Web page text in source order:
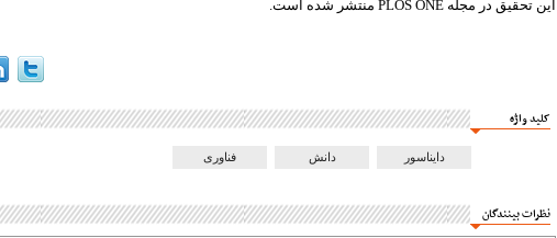
این تحقیق در مجله PLOS ONE منتشر شده است.
کلید واژه
دایناسور دانش فناوری
نظرات بینندگان